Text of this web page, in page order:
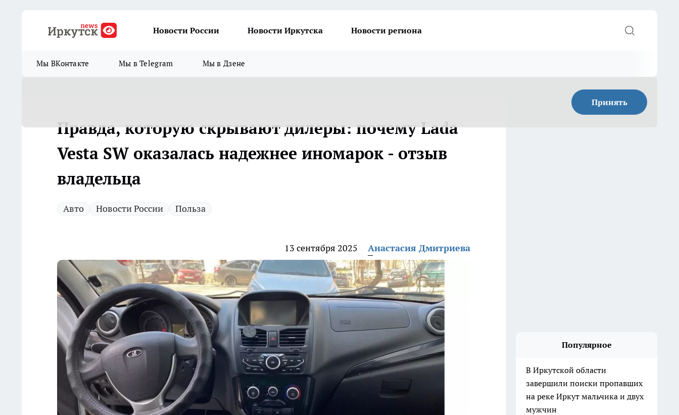
Новости России Новости Иркутска Новости региона
Мы ВКонтакте Мы в Telegram Мы в Дзене
Принять
Правда, которую скрывают дилеры: почему Lada
Vesta SW оказалась надежнее иномарок - отзыв
владельца
Авто Новости России Польза
13 сентября 2025 Анастасия Дмитриева
Популярное
В Иркутской области
завершили поиски пропавших
на реке Иркут мальчика и двух
мужчин